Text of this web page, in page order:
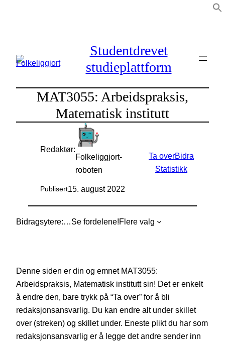
Studentdrevet
studieplattform
MAT3055: Arbeidspraksis,
Matematisk institutt
Redaktør:
Folkeliggjort-
roboten
Publisert15. august 2022
Ta overBidra
Statistikk
Bidragsytere: Se fordelene!Flere valg
Denne siden er din og emnet MAT3055:
Arbeidspraksis, Matematisk institutt sin! Det er enkelt
å endre den, bare trykk på “Ta over” for å bli
redaksjonsansvarlig. Du kan endre alt under skillet
over (streken) og skillet under. Eneste plikt du har som
redaksjonsansvarlig er å legge det andre sender inn